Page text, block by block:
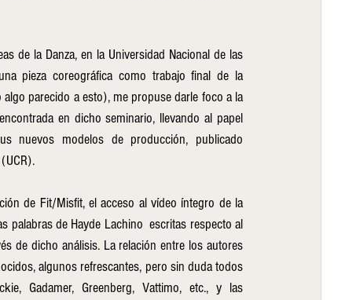
de la Danza, en la Universidad Nacional de las
pieza coreográfica como trabajo final de la
parecido a esto), me propuse darle foco a la
en dicho seminario, llevando al papel
nuevos modelos de producción, publicado
de Fit/Misfit, el acceso al vídeo íntegro de la
palabras de Hayde Lachino  escritas respecto al
de dicho análisis. La relación entre los autores
algunos refrescantes, pero sin duda todos
Gadamer, Greenberg, Vattimo, etc., y las